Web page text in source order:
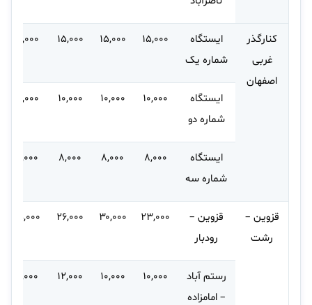
کنارگذر
غربی
اصفهان
ایستگاه
شماره یک
۱۵,۰۰۰ ۱۵,۰۰۰ ۱۵,۰۰۰ ۱۸,۰۰۰
ایستگاه
شماره دو
۱۰,۰۰۰ ۱۰,۰۰۰ ۱۰,۰۰۰ ۱۳,۰۰۰
ایستگاه
شماره سه
۸,۰۰۰ ۸,۰۰۰ ۸,۰۰۰ ۱۰,۰۰۰
قزوین –
رشت
قزوین –
رودبار
۲۳,۰۰۰ ۳۰,۰۰۰ ۲۶,۰۰۰ ۳۵,۰۰۰
رستم آباد
– امامزاده
۱۰,۰۰۰ ۱۰,۰۰۰ ۱۲,۰۰۰ ۱۲,۰۰۰